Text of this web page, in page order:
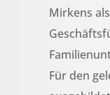
Mirkens
Für den